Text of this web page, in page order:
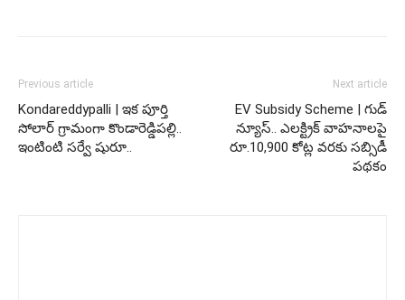
Previous article
Kondareddypalli | ఇక పూర్తి
సోలార్ గ్రామంగా కొండారెడ్డిప‌ల్లి..
ఇంటింటి సర్వే షురూ..
Next article
EV Subsidy Scheme | గుడ్
న్యూస్.. ఎలక్ట్రిక్ వాహనాలపై
రూ.10,900 కోట్ల వరకు సబ్సిడీ
పథకం